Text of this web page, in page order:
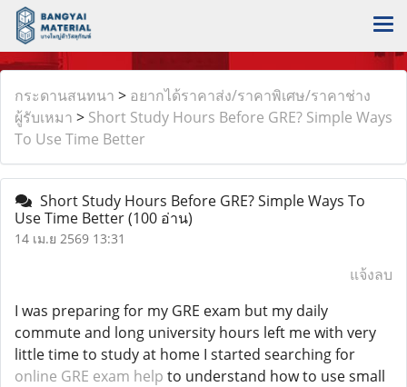
กระดานสนทนา > อยากได้ราคาส่ง/ราคาพิเศษ/ราคาช่าง
ผู้รับเหมา > Short Study Hours Before GRE? Simple Ways
To Use Time Better
Short Study Hours Before GRE? Simple Ways To
Use Time Better(100 อ่าน)
14 เม.ย 2569 13:31
แจ้งลบ
I was preparing for my GRE exam but my daily
commute and long university hours left me with very
little time to study at home I started searching for
online GRE exam help to understand how to use small